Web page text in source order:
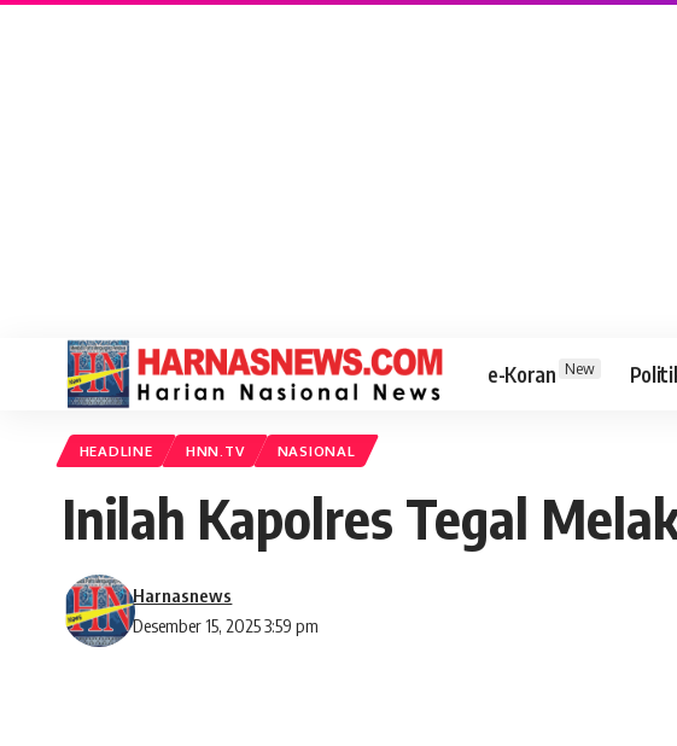
e-Koran New
HEADLINE HNN.TV NASIONAL
Inilah Kapolres Tegal
Desember 15, 2025 3:59 pm
Harnasnews